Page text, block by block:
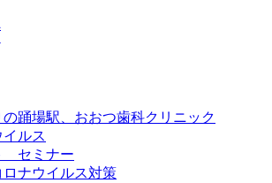
の踊場駅、おおつ歯科クリニック
ルス
セミナー
ナウイルス対策